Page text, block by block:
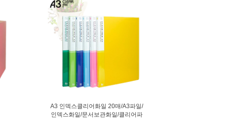
A3 인덱스클리어화일 20매/A3파일/
인덱스화일/문서보관화일/클리어파